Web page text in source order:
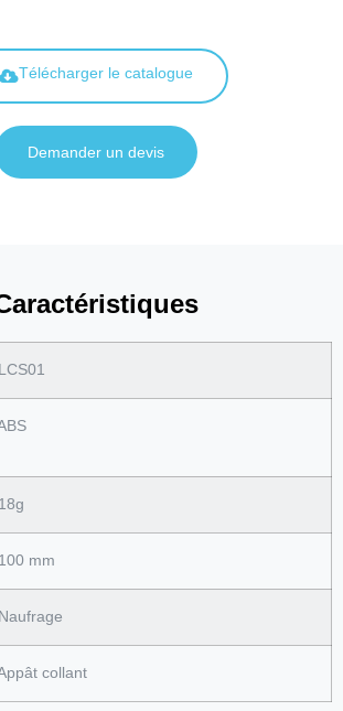
Télécharger le catalogue
Demander un devis
mm
collant